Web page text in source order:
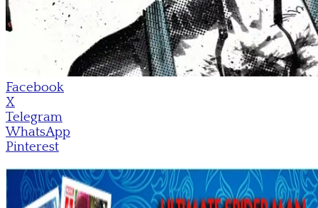
Facebook
X
Telegram
WhatsApp
Pinterest